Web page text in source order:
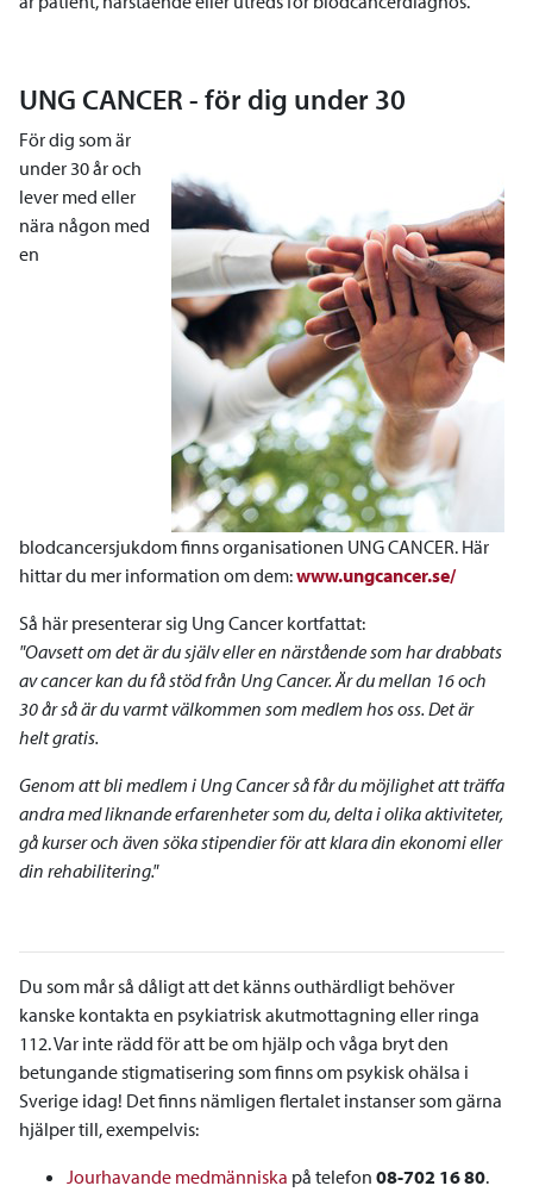
UNG CANCER - för dig under 30
För dig som är
under 30 år och
lever med eller
nära någon med
en
blodcancersjukdom finns organisationen UNG CANCER. Här
hittar du mer information om dem:www.ungcancer.se/
Så här presenterar sig Ung Cancer kortfattat:
"Oavsett om det är du själv eller en närstående som har drabbats
av cancer kan du få stöd från Ung Cancer. Är du mellan 16 och
30 år så är du varmt välkommen som medlem hos oss. Det är
helt gratis.
Genom att bli medlem i Ung Cancer så får du möjlighet att träffa
andra med liknande erfarenheter som du, delta i olika aktiviteter,
gå kurser och även söka stipendier för att klara din ekonomi eller
din rehabilitering."
Du som mår så dåligt att det känns outhärdligt behöver
kanske kontakta en psykiatrisk akutmottagning eller ringa
112. Var inte rädd för att be om hjälp och våga bryt den
betungande stigmatisering som finns om psykisk ohälsa i
Sverige idag! Det finns nämligen flertalet instanser som gärna
hjälper till, exempelvis:
Jourhavande medmänniska på telefon 08-702 16 80.